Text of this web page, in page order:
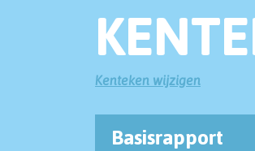
Kenteken wijzigen
Basisrapport